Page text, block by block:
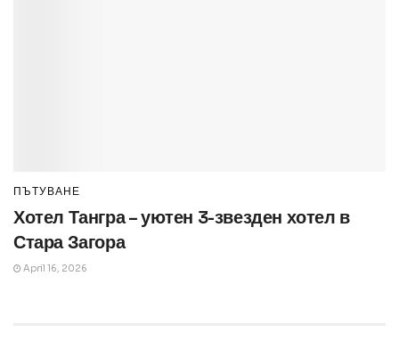
ПЪТУВАНЕ
Хотел Тангра – уютен 3-звезден хотел в
Стара Загора
April 16, 2026